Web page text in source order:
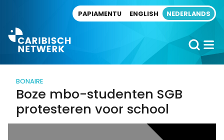
PAPIAMENTU ENGLISH NEDERLANDS
BONAIRE
Boze mbo-studenten SGB
protesteren voor school